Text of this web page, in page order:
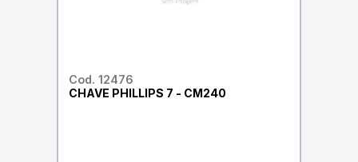
Cod. 12476
CHAVE PHILLIPS 7 - CM240